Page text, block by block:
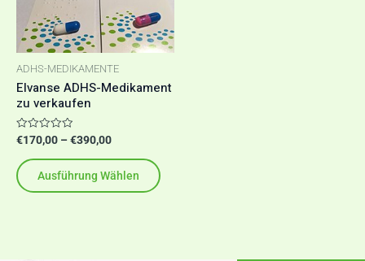
ADHS-MEDIKAMENTE
Elvanse ADHS-Medikament
zu verkaufen
Bewertet
von
5
€170,00 –€390,00
Ausführung Wählen
mehrere
Varianten
auf.